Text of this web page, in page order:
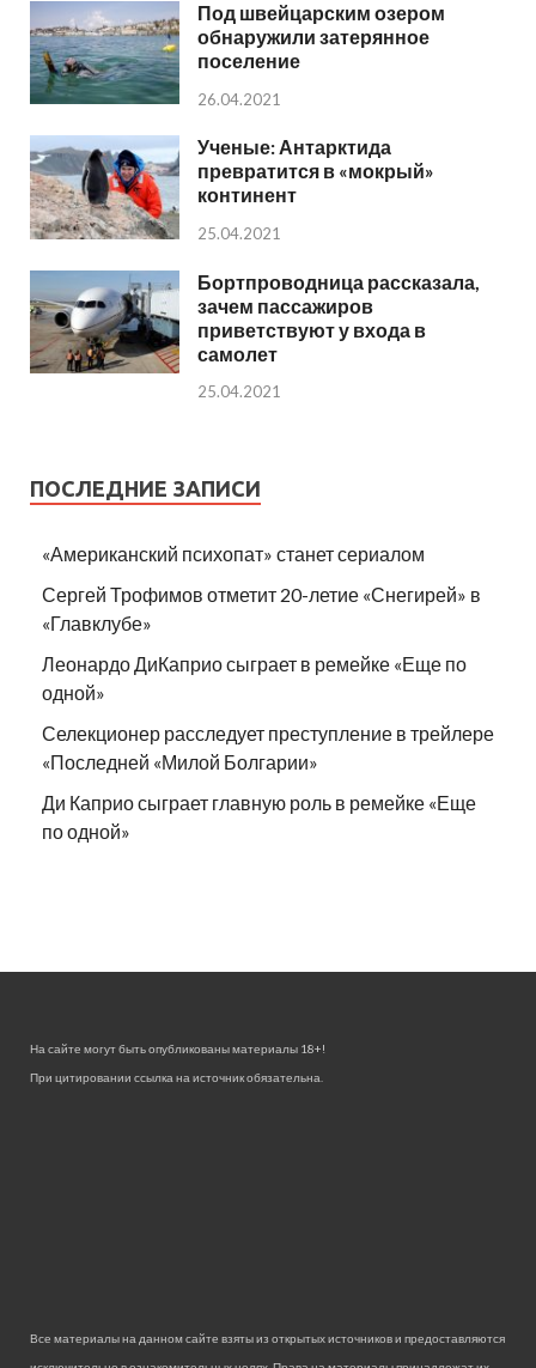
Под швейцарским озером
обнаружили затерянное
поселение
26.04.2021
Ученые: Антарктида
превратится в «мокрый»
континент
25.04.2021
Бортпроводница рассказала,
зачем пассажиров
приветствуют у входа в
самолет
25.04.2021
ПОСЛЕДНИЕ ЗАПИСИ
«Американский психопат» станет сериалом
Сергей Трофимов отметит 20-летие «Снегирей» в
«Главклубе»
Леонардо ДиКаприо сыграет в ремейке «Еще по
одной»
Селекционер расследует преступление в трейлере
«Последней «Милой Болгарии»
Ди Каприо сыграет главную роль в ремейке «Еще
по одной»
На сайте могут быть опубликованы материалы 18+!
При цитировании ссылка на источник обязательна.
Все материалы на данном сайте взяты из открытых источников и предоставляются